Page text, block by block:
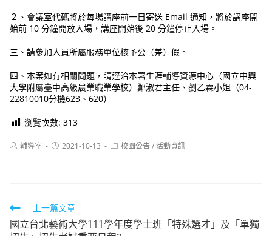
２、會議室代碼將於每場講座前一日寄送 Email 通知，將於講座開
始前 10 分鐘開放入場，講座開始後 20 分鐘停止入場。
三、請參加人員所屬服務單位核予公（差）假。
四、本案如有相關問題，請逕洽本署生涯輔導資源中心（國立中興
大學附屬臺中高級農業職業學校）鄭淑君主任、劉乙霖小姐（04-
22810010分機623、620）
瀏覽次數: 313
Post輔導室
Post2021-10-13
Post校園公告/活動資訊
Read
more
上一篇文章
國立台北藝術大學111學年度學士班「特殊選才」及「單獨